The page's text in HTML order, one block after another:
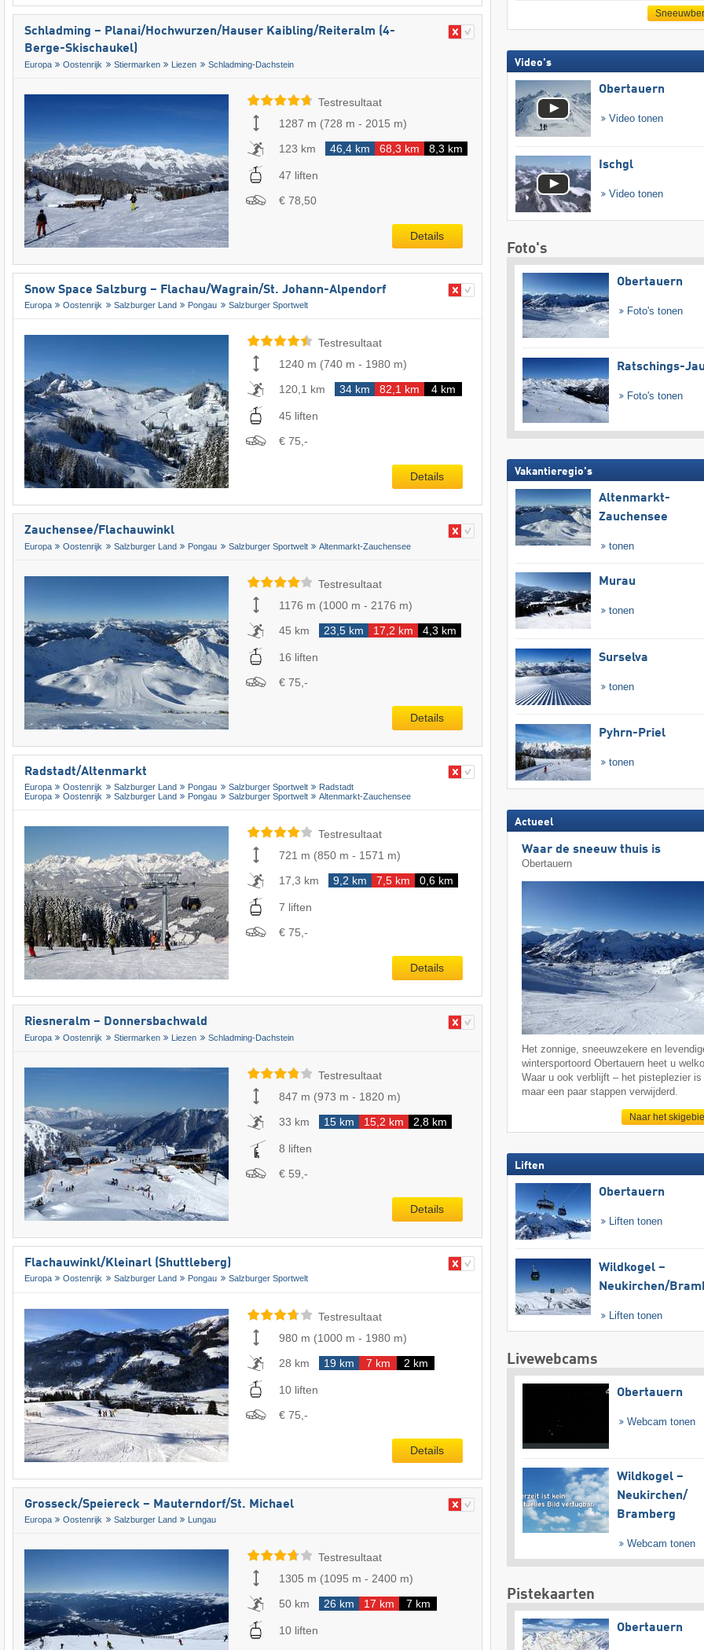
Schladming – Planai/​Hochwurzen/​Hauser Kaibling/​Reiteralm (4-
Berge-Skischaukel)
Europa Oostenrijk Stiermarken Liezen Schladming-Dachstein
Testresultaat
1287 m (728 m - 2015 m)
123 km
46,4 km 68,3 km 8,3 km
47 liften
€ 78,50
Details
Snow Space Salzburg – Flachau/​Wagrain/​St. Johann-Alpendorf
Europa Oostenrijk Salzburger Land Pongau Salzburger Sportwelt
Testresultaat
1240 m (740 m - 1980 m)
120,1 km
34 km 82,1 km 4 km
45 liften
€ 75,-
Details
Zauchensee/​Flachauwinkl
Europa Oostenrijk Salzburger Land Pongau Salzburger Sportwelt Altenmarkt-Zauchensee
Testresultaat
1176 m (1000 m - 2176 m)
45 km
23,5 km 17,2 km 4,3 km
16 liften
€ 75,-
Details
Radstadt/​Altenmarkt
Europa Oostenrijk Salzburger Land Pongau Salzburger Sportwelt
Radstadt
Europa
Oostenrijk Salzburger Land Pongau Salzburger Sportwelt Altenmarkt-Zauchensee
Testresultaat
721 m (850 m - 1571 m)
17,3 km
9,2 km 7,5 km 0,6 km
7 liften
€ 75,-
Details
Riesneralm – Donnersbachwald
Europa Oostenrijk Stiermarken Liezen Schladming-Dachstein
Testresultaat
847 m (973 m - 1820 m)
33 km
15 km 15,2 km 2,8 km
8 liften
€ 59,-
Details
Flachauwinkl/​Kleinarl (Shuttleberg)
Europa Oostenrijk Salzburger Land Pongau Salzburger Sportwelt
Testresultaat
980 m (1000 m - 1980 m)
28 km
19 km 7 km 2 km
10 liften
€ 75,-
Details
Grosseck/​Speiereck – Mauterndorf/​St. Michael
Europa Oostenrijk Salzburger Land Lungau
Testresultaat
1305 m (1095 m - 2400 m)
50 km
26 km 17 km 7 km
10 liften
Video's
Obertauern
Video tonen
Ischgl
Video tonen
Foto's
Obertauern
Foto's tonen
Ratschings-
Foto's tonen
Vakantieregio's
Altenmarkt-
Zauchensee
tonen
Murau
tonen
Surselva
tonen
Pyhrn-Priel
tonen
Actueel
Waar de sneeuw thuis is
Obertauern
Het zonnige, sneeuwzekere en
wintersportoord Obertauern heet u
Waar u ook verblijft – het pisteplezier
maar een paar stappen verwijderd.
Naar het
Liften
Obertauern
Liften tonen
Wildkogel –
Neukirchen/​
Liften tonen
Livewebcams
Obertauern
Webcam tonen
Wildkogel –
Neukirchen/​
Bramberg
Webcam tonen
Pistekaarten
Obertauern